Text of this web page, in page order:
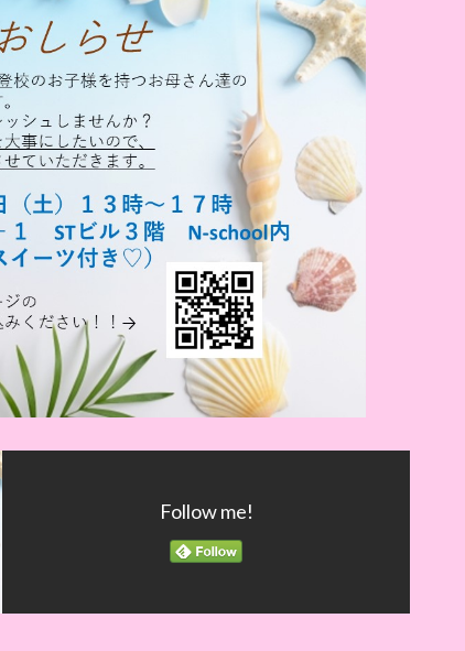
Follow me!